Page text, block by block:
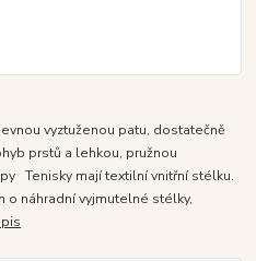
vyztuženou patu, dostatečně
prstů a lehkou, pružnou
Tenisky mají textilní vnitřní stélku.
o náhradní vyjmutelné stélky,